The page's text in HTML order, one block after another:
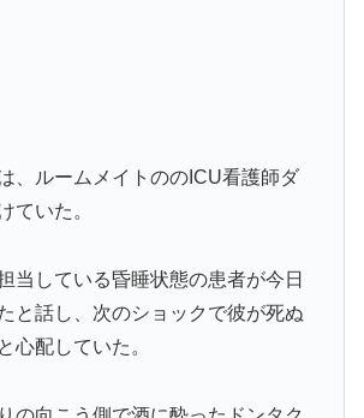
、ルームメイトののICU看護師ダ
ていた。
当している昏睡状態の患者が今日
と話し、次のショックで彼が死ぬ
心配していた。